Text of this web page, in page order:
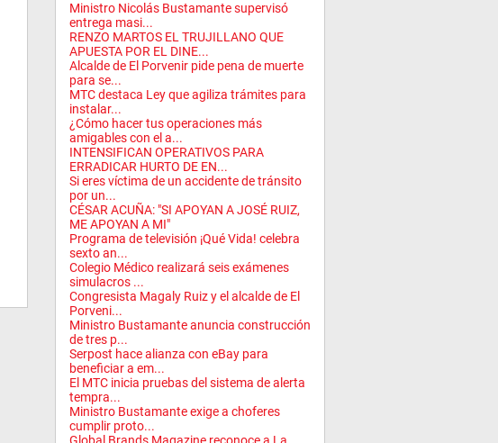
Ministro Nicolás Bustamante supervisó
entrega masi...
RENZO MARTOS EL TRUJILLANO QUE
APUESTA POR EL DINE...
Alcalde de El Porvenir pide pena de muerte
para se...
MTC destaca Ley que agiliza trámites para
instalar...
¿Cómo hacer tus operaciones más
amigables con el a...
INTENSIFICAN OPERATIVOS PARA
ERRADICAR HURTO DE EN...
Si eres víctima de un accidente de tránsito
por un...
CÉSAR ACUÑA: "SI APOYAN A JOSÉ RUIZ,
ME APOYAN A MI"
Programa de televisión ¡Qué Vida! celebra
sexto an...
Colegio Médico realizará seis exámenes
simulacros ...
Congresista Magaly Ruiz y el alcalde de El
Porveni...
Ministro Bustamante anuncia construcción
de tres p...
Serpost hace alianza con eBay para
beneficiar a em...
El MTC inicia pruebas del sistema de alerta
tempra...
Ministro Bustamante exige a choferes
cumplir proto...